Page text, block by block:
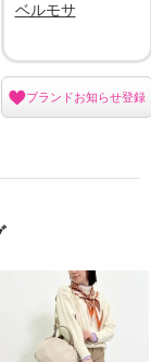
ベルモサ
ブランドお知らせ登録